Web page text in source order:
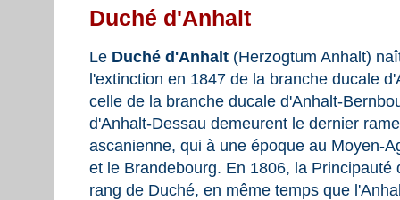
Duché d'Anhalt
Le Duché d'Anhalt (Herzogtum Anhalt)
l'extinction en 1847 de la branche ducale
celle de la branche ducale d'Anhalt-
d'Anhalt-Dessau demeurent le dernier
ascanienne, qui à une époque au Moyen-
et le Brandebourg. En 1806, la Principauté
rang de Duché, en même temps que